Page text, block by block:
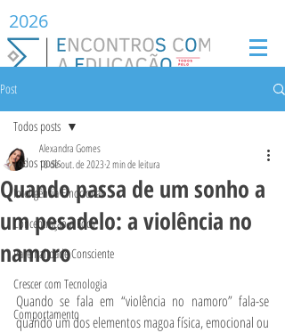
2026
Post
Todos posts
Inteligência Emocional
Concentração e Foco
Parentalidade Consciente
Crescer com Tecnologia
Comportamento
Todos posts
Quando passa de um sonho a
um pesadelo: a violência no
namoro
Alexandra Gomes
10 de out. de 20232 min de leitura
Quando se fala em “violência no namoro” fala-se
quando um dos elementos magoa física, emocional ou